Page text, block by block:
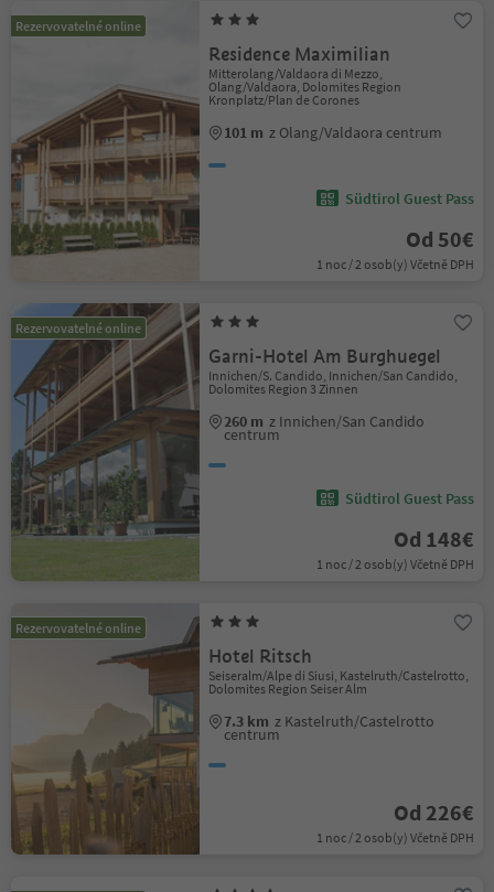
Rezervovatelné online
Residence Maximilian
Mitterolang/Valdaora di Mezzo,
Olang/Valdaora, Dolomites Region
Kronplatz/Plan de Corones
101 m z Olang/Valdaora centrum
Südtirol Guest Pass
Od 50€
1 noc / 2 osob(y) Včetně DPH
Rezervovatelné online
Garni-Hotel Am Burghuegel
Innichen/S. Candido, Innichen/San Candido,
Dolomites Region 3 Zinnen
260 m z Innichen/San Candido
centrum
Südtirol Guest Pass
Od 148€
1 noc / 2 osob(y) Včetně DPH
Rezervovatelné online
Hotel Ritsch
Seiseralm/Alpe di Siusi, Kastelruth/Castelrotto,
Dolomites Region Seiser Alm
7.3 km z Kastelruth/Castelrotto
centrum
Od 226€
1 noc / 2 osob(y) Včetně DPH